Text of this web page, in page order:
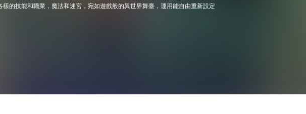
的技能和職業，魔法和迷宮，宛如遊戲般的異世界舞臺，運用能自由重新設定